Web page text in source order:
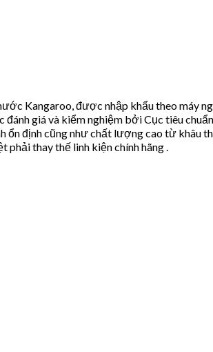
Kangaroo, được nhập khẩu theo máy
giá và kiểm nghiệm bởi Cục tiêu
định cũng như chất lượng cao từ khâu
phải thay thế linh kiện chính hãng .